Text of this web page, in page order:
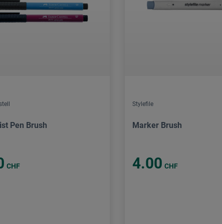
Pen Brush
CHF
Stylefile
Marker Brush
4.00 CHF